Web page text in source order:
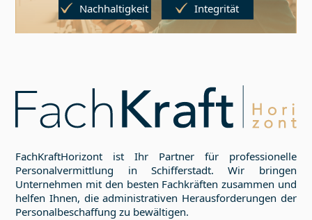
FachKraftHorizont ist Ihr Partner für professionelle
Personalvermittlung in Schifferstadt. Wir bringen
Unternehmen mit den besten Fachkräften zusammen und
helfen Ihnen, die administrativen Herausforderungen der
Personalbeschaffung zu bewältigen.
Nachhaltigkeit Integrität